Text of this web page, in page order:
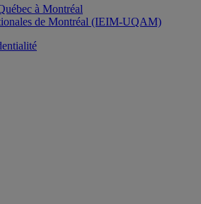
à Montréal
de Montréal (IEIM-UQAM)